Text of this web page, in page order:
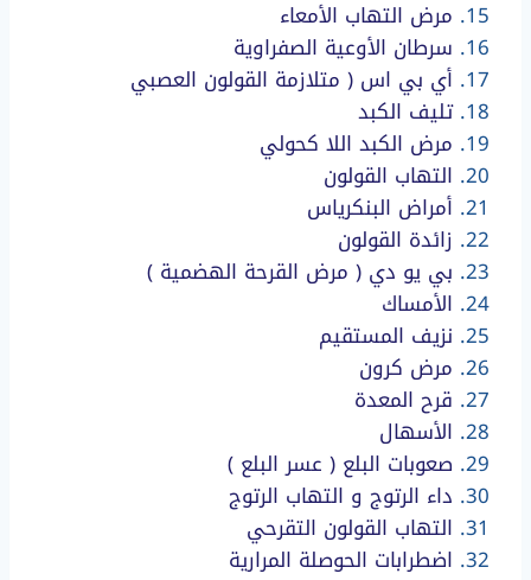
مرض التهاب الأمعاء
سرطان الأوعية الصفراوية
أي بي اس ( متلازمة القولون العصبي
تليف الكبد
مرض الكبد اللا كحولي
التهاب القولون
أمراض البنكرياس
زائدة القولون
بي يو دي ( مرض القرحة الهضمية )
الأمساك
نزيف المستقيم
مرض كرون
قرح المعدة
الأسهال
صعوبات البلع ( عسر البلع )
داء الرتوج و التهاب الرتوج
التهاب القولون التقرحي
اضطرابات الحوصلة المرارية